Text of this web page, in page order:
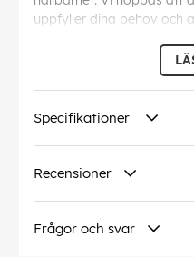
uppfyller dina behov och
Det magnetiska skalet
fungerar med
7319925800156
EAN:
Specifikationer
Recensioner
Frågor och svar